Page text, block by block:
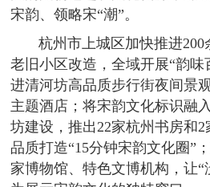
宋韵、领略宋“潮”。
杭州市上城区加快推进200
老旧小区改造，全域开展“韵味
进清河坊高品质步行街夜间景
主题酒店；将宋韵文化标识融
坊建设，推出22家杭州书房和
品质打造“15分钟宋韵文化圈”
家博物馆、特色文博机构，让